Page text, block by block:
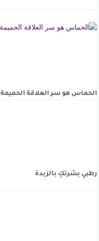
الحماس هو سر العلاقة الحميمة
رطبي بشرتكِ بالزبدة